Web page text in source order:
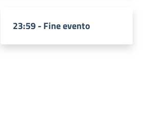
23:59 - Fine evento